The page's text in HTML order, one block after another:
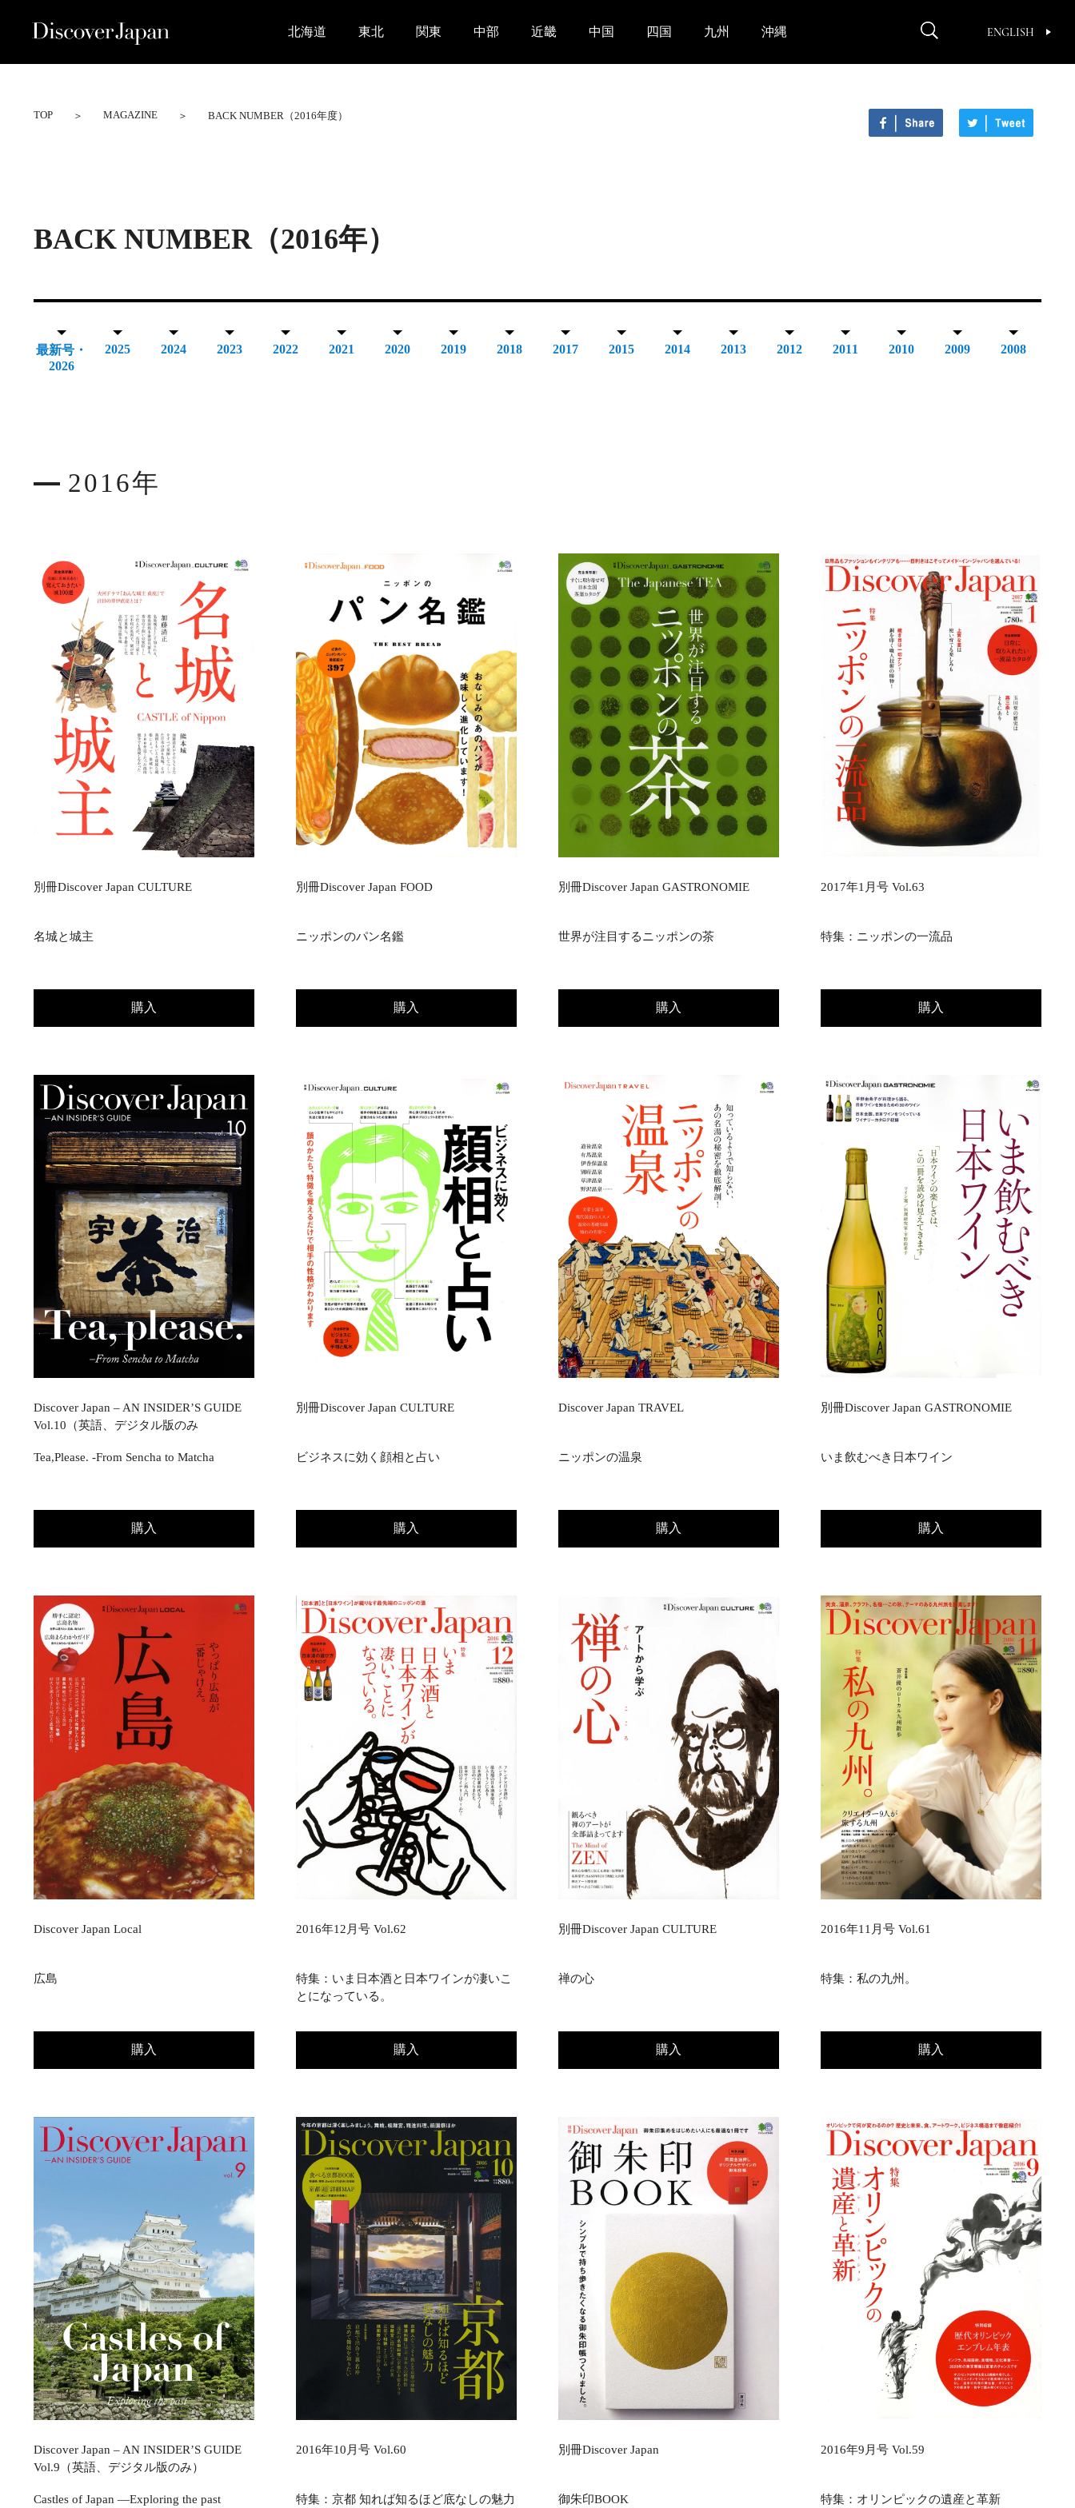
ENGLISH
北海道 東北 関東 中部 近畿 中国 四国 九州 沖縄
TOP ＞ MAGAZINE ＞ BACK NUMBER（2016年度）
BACK NUMBER（2016年）
最新号・
2026
2025 2024 2023 2022 2021 2020 2019 2018 2017 2015 2014 2013 2012 2011 2010 2009 2008
2016年
別冊Discover Japan CULTURE
名城と城主
購入
別冊Discover Japan FOOD
ニッポンのパン名鑑
購入
別冊Discover Japan GASTRONOMIE
世界が注目するニッポンの茶
購入
2017年1月号 Vol.63
特集：ニッポンの一流品
購入
Discover Japan – AN INSIDER’S GUIDE
Vol.10（英語、デジタル版のみ
Tea,Please. -From Sencha to Matcha
購入
別冊Discover Japan CULTURE
ビジネスに効く顔相と占い
購入
Discover Japan TRAVEL
ニッポンの温泉
購入
別冊Discover Japan GASTRONOMIE
いま飲むべき日本ワイン
購入
Discover Japan Local
広島
購入
2016年12月号 Vol.62
特集：いま日本酒と日本ワインが凄いこ
とになっている。
購入
別冊Discover Japan CULTURE
禅の心
購入
2016年11月号 Vol.61
特集：私の九州。
購入
Discover Japan – AN INSIDER’S GUIDE
Vol.9（英語、デジタル版のみ）
Castles of Japan ―Exploring the past
2016年10月号 Vol.60
特集：京都 知れば知るほど底なしの魅力
別冊Discover Japan
御朱印BOOK
2016年9月号 Vol.59
特集：オリンピックの遺産と革新